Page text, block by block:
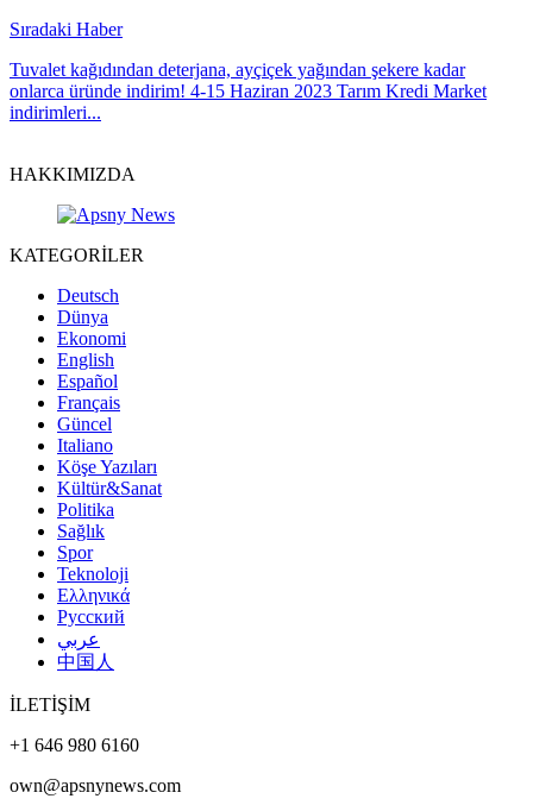
Sıradaki Haber
Tuvalet kağıdından deterjana, ayçiçek yağından şekere kadar
onlarca üründe indirim! 4-15 Haziran 2023 Tarım Kredi Market
indirimleri...
HAKKIMIZDA
KATEGORİLER
Deutsch
Dünya
Ekonomi
English
Español
Français
Güncel
Italiano
Köşe Yazıları
Kültür&Sanat
Politika
Sağlık
Spor
Teknoloji
Ελληνικά
Русский
عربي
中国人
İLETİŞİM
+1 646 980 6160
own@apsnynews.com